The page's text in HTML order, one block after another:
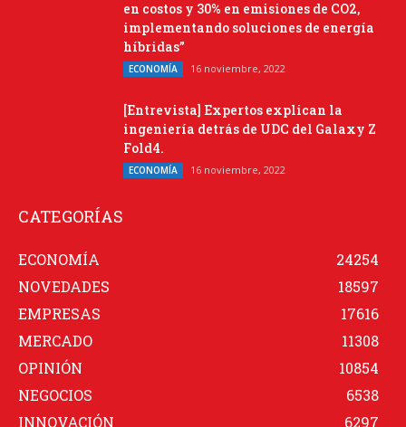
en costos y 30% en emisiones de CO2,
implementando soluciones de energía
híbridas”
ECONOMÍA 16 noviembre, 2022
[Entrevista] Expertos explican la
ingeniería detrás de UDC del Galaxy Z
Fold4.
ECONOMÍA 16 noviembre, 2022
CATEGORÍAS
ECONOMÍA
24254
NOVEDADES
18597
EMPRESAS
17616
MERCADO
11308
OPINIÓN
10854
NEGOCIOS
6538
INNOVACIÓN
6297